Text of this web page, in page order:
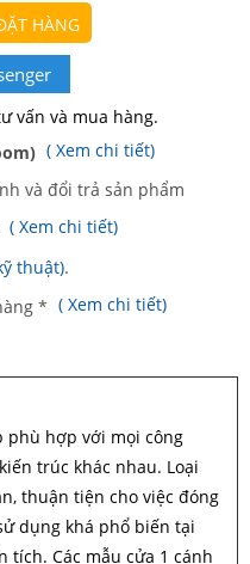
HÀNG
vấn và mua hàng.
( Xem chi tiết)
và đổi trả sản phẩm
( Xem chi tiết)
thuật).
* ( Xem chi tiết)
phù hợp với mọi công
trúc khác nhau. Loại
thuận tiện cho việc đóng
dụng khá phổ biến tại
tích. Các mẫu cửa 1 cánh